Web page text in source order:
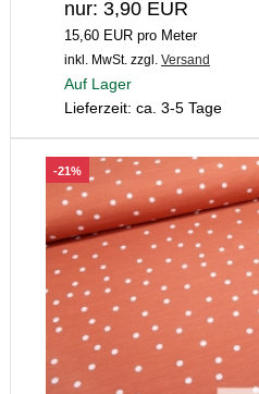
nur: 3,90 EUR
15,60 EUR pro Meter
inkl. MwSt. zzgl. Versand
Auf Lager
Lieferzeit: ca. 3-5 Tage
-21%